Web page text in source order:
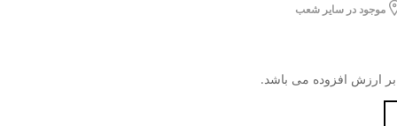
موجود در سایر شعب